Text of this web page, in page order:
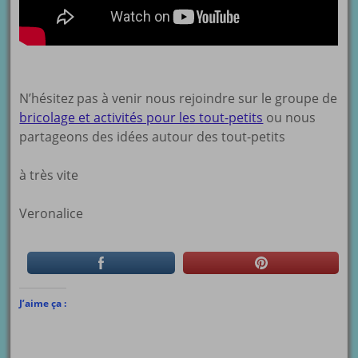
N’hésitez pas à venir nous rejoindre sur le groupe de
bricolage et activités pour les tout-petits ou nous
partageons des idées autour des tout-petits
à très vite
Veronalice
J’aime ça :